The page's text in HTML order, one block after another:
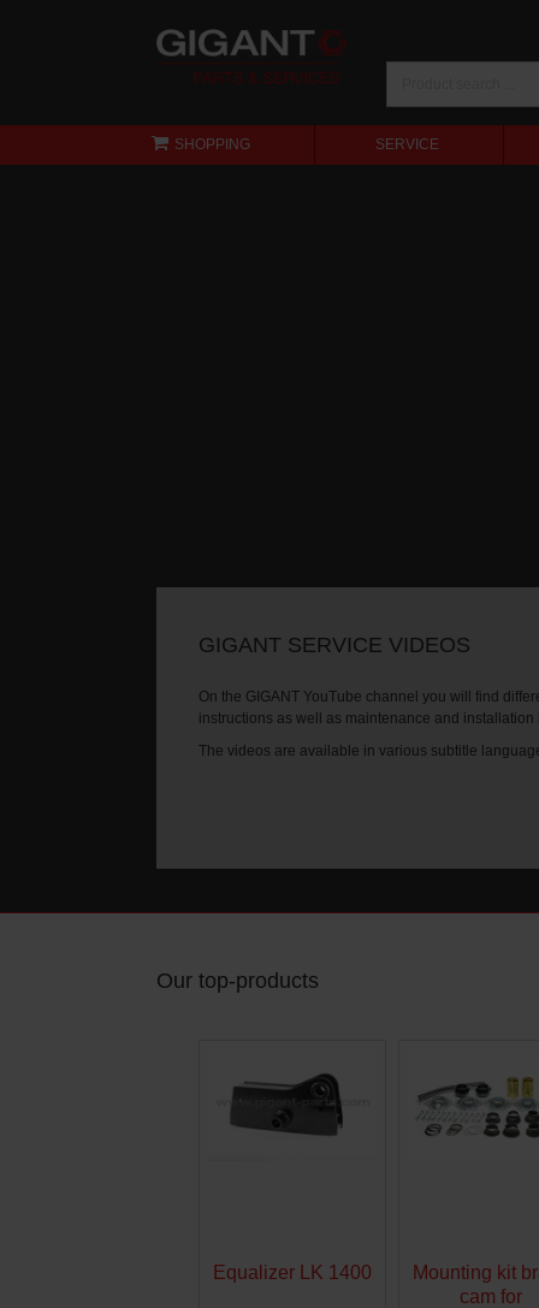
SHOPPING SERVICE
GIGANT SERVICE VIDEOS
On the GIGANT YouTube channel you will find
instructions as well as maintenance and
The videos are available in various subtitle
Our top-products
Equalizer LK 1400
Mounting kit
cam for